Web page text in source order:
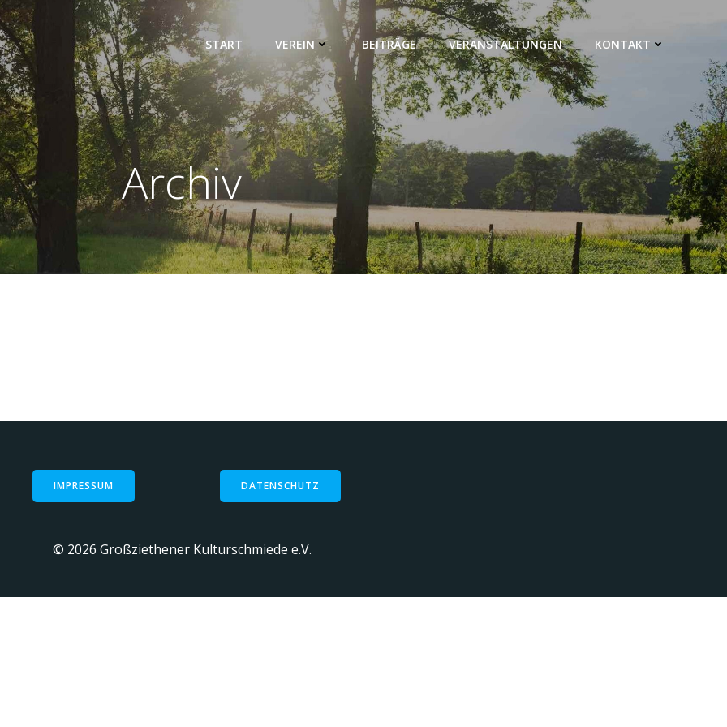
START VEREIN BEITRÄGE VERANSTALTUNGEN KONTAKT
Archiv
IMPRESSUM DATENSCHUTZ
© 2026 Großziethener Kulturschmiede e.V.